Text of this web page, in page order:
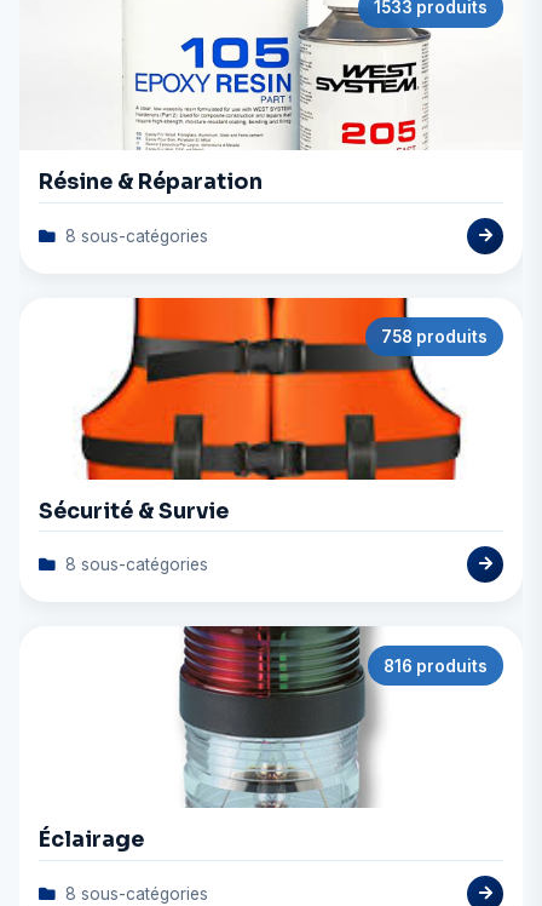
1533 produits
Résine & Réparation
8 sous-catégories
758 produits
Sécurité & Survie
8 sous-catégories
816 produits
Éclairage
8 sous-catégories